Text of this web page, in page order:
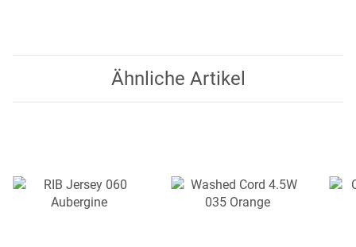
Ähnliche Artikel